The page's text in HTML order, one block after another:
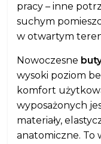
pracy – inne
suchym
w otwartym
Nowoczesne
wysoki poziom
komfort
wyposażonych
materiały,
anatomiczne. To